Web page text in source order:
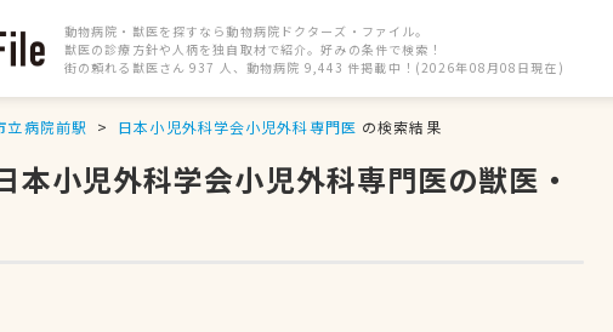
動物病院・獣医を探すなら動物病院ドクターズ・ファイル。
獣医の診療方針や人柄を独自取材で紹介。好みの条件で検索！
街の頼れる獣医さん 937 人、動物病院 9,443 件掲載中！(2026年08月08日現在)
立病院前駅 日本小児外科学会小児外科専門医 の検索結果
小児外科学会小児外科専門医の獣医・